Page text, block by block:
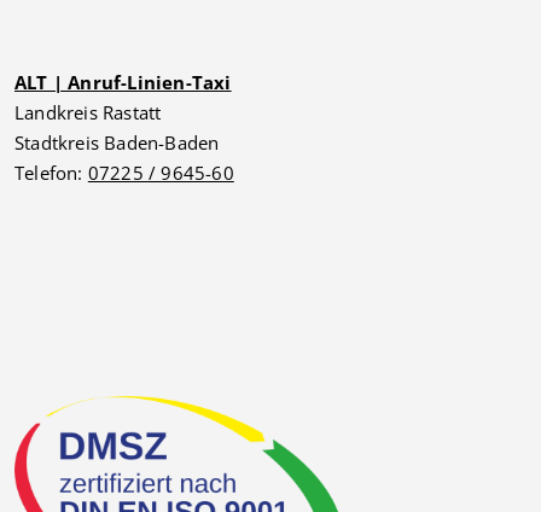
ALT | Anruf-Linien-Taxi
Landkreis Rastatt
Stadtkreis Baden-Baden
Telefon: 07225 / 9645-60